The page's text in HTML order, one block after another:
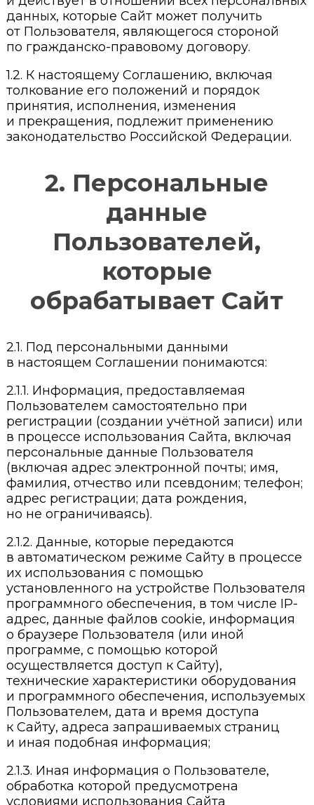
данных, которые Сайт может получить
от Пользователя, являющегося стороной
по гражданско-правовому договору.
1.2. К настоящему Соглашению, включая
толкование его положений и порядок
принятия, исполнения, изменения
и прекращения, подлежит применению
законодательство Российской Федерации.
2. Персональные
данные
Пользователей,
которые
обрабатывает Сайт
2.1. Под персональными данными
в настоящем Соглашении понимаются:
2.1.1. Информация, предоставляемая
Пользователем самостоятельно при
регистрации (создании учётной записи) или
в процессе использования Сайта, включая
персональные данные Пользователя
(включая адрес электронной почты; имя,
фамилия, отчество или псевдоним; телефон;
адрес регистрации; дата рождения,
но не ограничиваясь).
2.1.2. Данные, которые передаются
в автоматическом режиме Сайту в процессе
их использования с помощью
установленного на устройстве Пользователя
программного обеспечения, в том числе IP-
адрес, данные файлов cookie, информация
о браузере Пользователя (или иной
программе, с помощью которой
осуществляется доступ к Сайту),
технические характеристики оборудования
и программного обеспечения, используемых
Пользователем, дата и время доступа
к Сайту, адреса запрашиваемых страниц
и иная подобная информация;
2.1.3. Иная информация о Пользователе,
обработка которой предусмотрена
условиями использования Сайта